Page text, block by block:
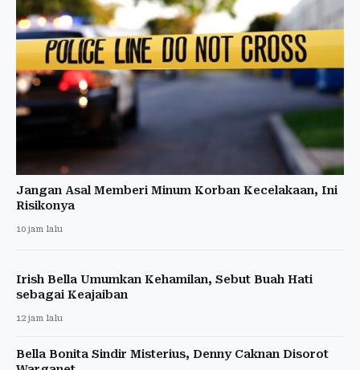
Jangan Asal Memberi Minum Korban Kecelakaan, Ini
Risikonya
10 jam lalu
Irish Bella Umumkan Kehamilan, Sebut Buah Hati
sebagai Keajaiban
12 jam lalu
Bella Bonita Sindir Misterius, Denny Caknan Disorot